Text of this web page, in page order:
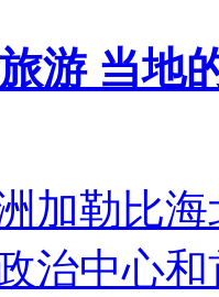
游 当地
加勒比
治中心